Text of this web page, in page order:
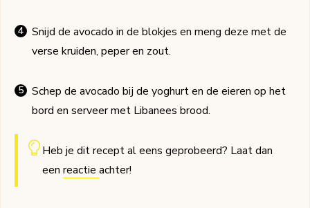
Snijd de avocado in de blokjes en meng deze met de
verse kruiden, peper en zout.
Schep de avocado bij de yoghurt en de eieren op het
bord en serveer met Libanees brood.
Heb je dit recept al eens geprobeerd? Laat dan
een reactie achter!